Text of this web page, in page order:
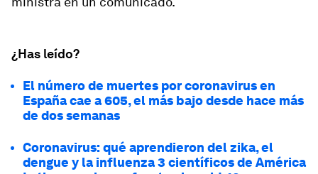
¿Has leído?
El número de muertes por coronavirus en
España cae a 605, el más bajo desde hace más
de dos semanas
Coronavirus: qué aprendieron del zika, el
dengue y la influenza 3 científicos de América